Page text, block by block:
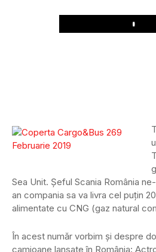
Play
Sea Unit. Șeful Scania România
an compania sa va livra cel puțin
alimentate cu CNG (gaz natural
În acest număr vorbim și despre
camioane lansate în România: